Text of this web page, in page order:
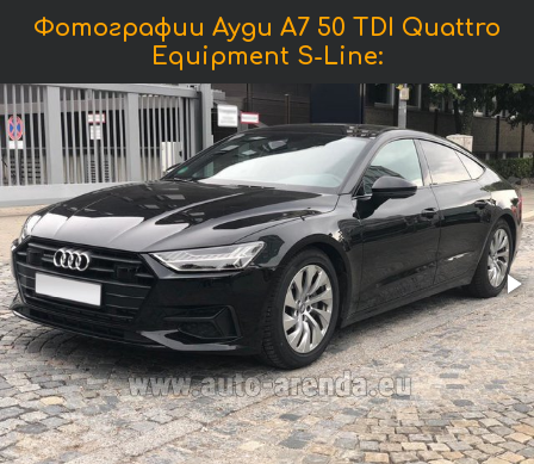
Фотографии Ауди A7 50 TDI Quattro
Equipment S-Line: